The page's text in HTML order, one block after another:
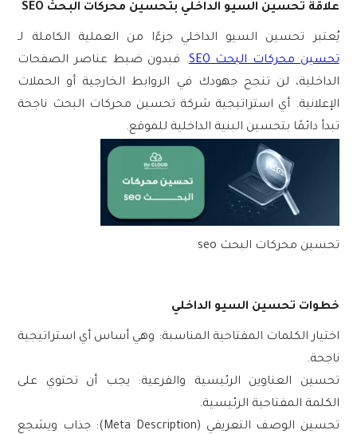
علاقة تحسين السيو الداخلي بتحسين محركات البحث SEO
يُعتبر تحسين السيو الداخلي جزءًا من العملية الكاملة لـ
تحسين محركات البحث SEO
. فبدون ضبط عناصر الصفحات
الداخلية، لن تنجح جهودك في الروابط الخارجية أو الحملات
الإعلانية. أي استراتيجية شركة تحسين محركات البحث
ناجحة
تبدأ دائمًا بتحسين البنية الداخلية للموقع.
تحسين محركات البحث seo
خطوات تحسين السيو الداخلي
اختيار الكلمات المفتاحية المناسبة: وهي أساس أي استراتيجية
ناجحة.
تحسين العناوين الرئيسية والفرعية: يجب أن تحتوي على
الكلمة المفتاحية الرئيسية.
تحسين الوصف التعريفي (Meta Description)
: جذاب ويشجع